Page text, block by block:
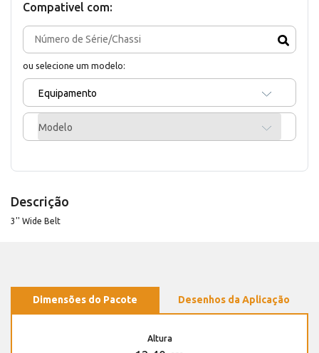
Compativel com:
ou selecione um modelo:
Equipamento
Modelo
Descrição
3'' Wide Belt
Dimensões do Pacote Desenhos da Aplicação
Altura